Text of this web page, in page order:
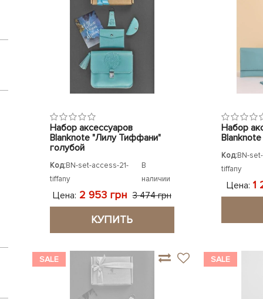
Набор аксессуаров
Blanknote "Лилу Тиффани"
голубой
Код:BN-set-access-21-
tiffany
В
наличии
Цена: 2 953 грн 3 474 грн
КУПИТЬ
Набор
Код:BN-
tiffany
Цена: 1
SALE SALE